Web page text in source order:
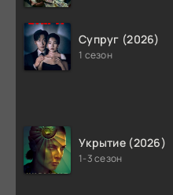
Супруг (2026)
1 сезон
Укрытие (2026)
1-3 сезон